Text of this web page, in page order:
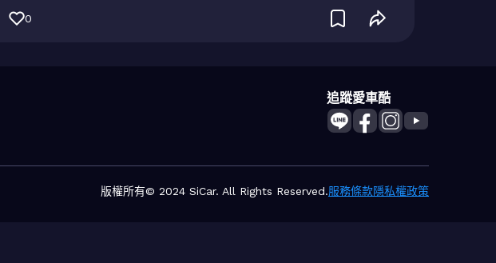
0
追蹤愛車酷
版權所有© 2024 SiCar. All Rights Reserved.服務條款隱私權政策